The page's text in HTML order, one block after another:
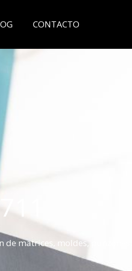
CONTACTO
matrices, moldes, punzones…